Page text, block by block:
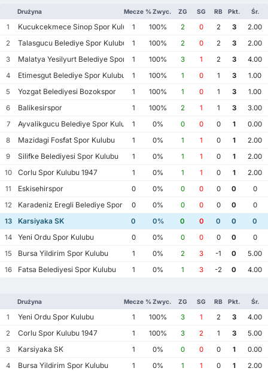
Drużyna Mecze % Zwyc. ZG SG RB Pkt. Śr.
1 Kucukcekmece Sinop Spor Kulubu1 100% 2 0 2 3
2.00
2
Talasgucu Belediye Spor Kulubu 1 100% 2 0 2 3
2.00
3
Malatya Yesilyurt Belediye Spor Kulubu
1 100% 3 1 2 3
4.00
4
Etimesgut Belediye Spor Kulubu 1 100% 1 0 1 3
1.00
5
Yozgat Belediyesi Bozokspor 1 100% 1 0 1 3
1.00
6
Balikesirspor 1 100% 2 1 1 3
3.00
7
Ayvalikgucu Belediye Spor Kulubu1 0% 0 0 0 1
0.00
8
Mazidagi Fosfat Spor Kulubu 1 0% 1 1 0 1
2.00
9
Silifke Belediyesi Spor Kulubu 1 0% 1 1 0 1
2.00
10
Corlu Spor Kulubu 1947 1 0% 1 1 0 1
2.00
11
Eskisehirspor 0 0% 0 0 0 0
0
12
Karadeniz Eregli Belediye Spor Kulubu
0 0% 0 0 0 0
0
13
Karsiyaka SK 0 0% 0 0 0 0
0
14
Yeni Ordu Spor Kulubu 0 0% 0 0 0 0
0
15
Bursa Yildirim Spor Kulubu 1 0% 2 3 -1 0
5.00
16
Fatsa Belediyesi Spor Kulubu 1 0% 1 3 -2 0 4.00
Drużyna Mecze % Zwyc. ZG SG RB Pkt. Śr.
1 Yeni Ordu Spor Kulubu 1 100% 3 1 2 3
4.00
2
Corlu Spor Kulubu 1947 1 100% 3 2 1 3
5.00
3
Karsiyaka SK 1 0% 0 0 0 1
0.00
4
Bursa Yildirim Spor Kulubu 1 0% 1 1 0 1
2.00